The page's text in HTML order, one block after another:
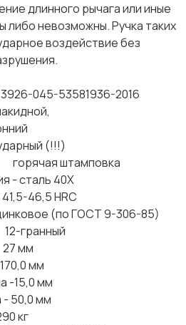
длинного рычага или иные
либо невозможны. Ручка таких
воздействие без
53581936-2016​
(!!!)
штамповка
- сталь 40Х
46,5 HRC
(по ГОСТ 9-306-85)
гранный
мм
мм
-15,0 мм
- 50,0 мм